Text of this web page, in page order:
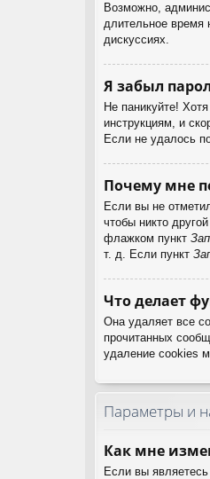
Возможно,
длительное время
дискуссиях.
Я забыл
Не паникуйте!
инструкциям, и
Если не удалось
Почему мне
Если вы не
чтобы никто
флажком пункт
т. д. Если пункт
Что делает
Она удаляет все
прочитанных
удаление cookies
Параметры и
Как мне
Если вы